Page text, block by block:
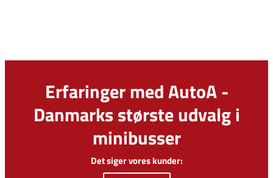
Erfaringer med AutoA -
Danmarks største udvalg i
minibusser
Det siger vores kunder: